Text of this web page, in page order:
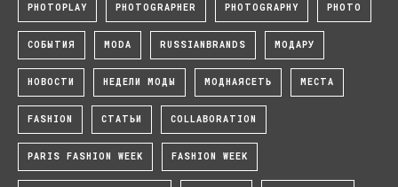
PHOTOPLAY PHOTOGRAPHER PHOTOGRAPHY PHOTO
СОБЫТИЯ MODA RUSSIANBRANDS МОДАРУ
НОВОСТИ НЕДЕЛИ МОДЫ МОДНАЯСЕТЬ МЕСТА
FASHION СТАТЬИ COLLABORATION
PARIS FASHION WEEK FASHION WEEK